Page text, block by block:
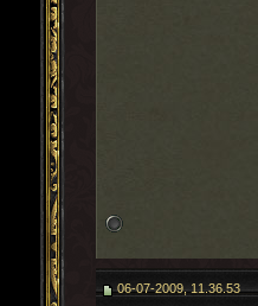
06-07-2009, 11.36.53